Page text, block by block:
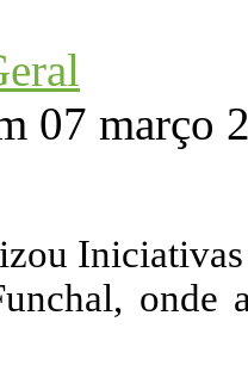
07 março
onde